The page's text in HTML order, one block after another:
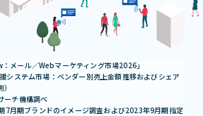
メール／Webマーケティング市場2026」
システム市場：ベンダー別売上金額推移およびシェア
ーチ機構調べ
7月期ブランドのイメージ調査および2023年9月期指定